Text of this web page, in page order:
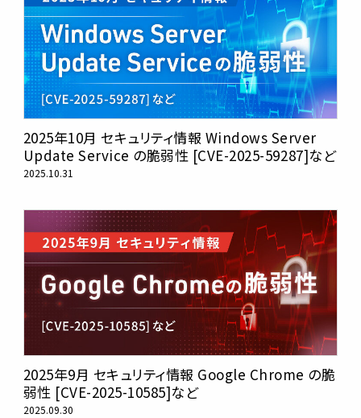
2025年10月 セキュリティ情報 Windows Server
Update Service の脆弱性 [CVE-2025-59287]など
2025.10.31
2025年9月 セキュリティ情報 Google Chrome の脆
弱性 [CVE-2025-10585]など
2025.09.30